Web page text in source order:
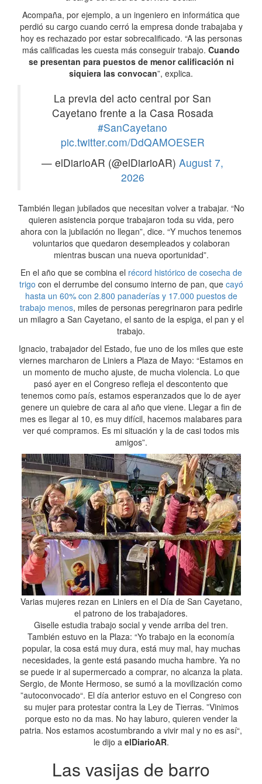
Acompaña, por ejemplo, a un ingeniero en informática que
perdió su cargo cuando cerró la empresa donde trabajaba y
hoy es rechazado por estar sobrecalificado. “A las personas
más calificadas les cuesta más conseguir trabajo. Cuando
se presentan para puestos de menor calificación ni
siquiera las convocan”, explica.
La previa del acto central por San
Cayetano frente a la Casa Rosada
#SanCayetano
pic.twitter.com/DdQAMOESER
— elDiarioAR (@elDiarioAR) August 7,
2026
También llegan jubilados que necesitan volver a trabajar. “No
quieren asistencia porque trabajaron toda su vida, pero
ahora con la jubilación no llegan”, dice. “Y muchos tenemos
voluntarios que quedaron desempleados y colaboran
mientras buscan una nueva oportunidad”.
En el año que se combina el récord histórico de cosecha de
trigo con el derrumbe del consumo interno de pan, que cayó
hasta un 60% con 2.800 panaderías y 17.000 puestos de
trabajo menos, miles de personas peregrinaron para pedirle
un milagro a San Cayetano, el santo de la espiga, el pan y el
trabajo.
Ignacio, trabajador del Estado, fue uno de los miles que este
viernes marcharon de Liniers a Plaza de Mayo: “Estamos en
un momento de mucho ajuste, de mucha violencia. Lo que
pasó ayer en el Congreso refleja el descontento que
tenemos como país, estamos esperanzados que lo de ayer
genere un quiebre de cara al año que viene. Llegar a fin de
mes es llegar al 10, es muy difícil, hacemos malabares para
ver qué compramos. Es mi situación y la de casi todos mis
amigos”.
Varias mujeres rezan en Liniers en el Día de San Cayetano,
el patrono de los trabajadores.
Giselle estudia trabajo social y vende arriba del tren.
También estuvo en la Plaza: “Yo trabajo en la economía
popular, la cosa está muy dura, está muy mal, hay muchas
necesidades, la gente está pasando mucha hambre. Ya no
se puede ir al supermercado a comprar, no alcanza la plata.
Sergio, de Monte Hermoso, se sumó a la movilización como
”autoconvocado“. El día anterior estuvo en el Congreso con
su mujer para protestar contra la Ley de Tierras. ”Vinimos
porque esto no da mas. No hay laburo, quieren vender la
patria. Nos estamos acostumbrando a vivir mal y no es así“,
le dijo a elDiarioAR.
Las vasijas de barro